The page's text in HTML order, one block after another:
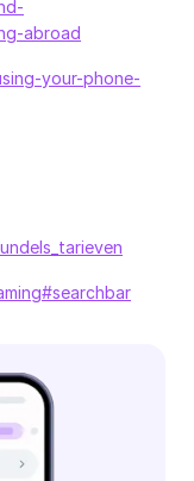
abroad
your-phone-